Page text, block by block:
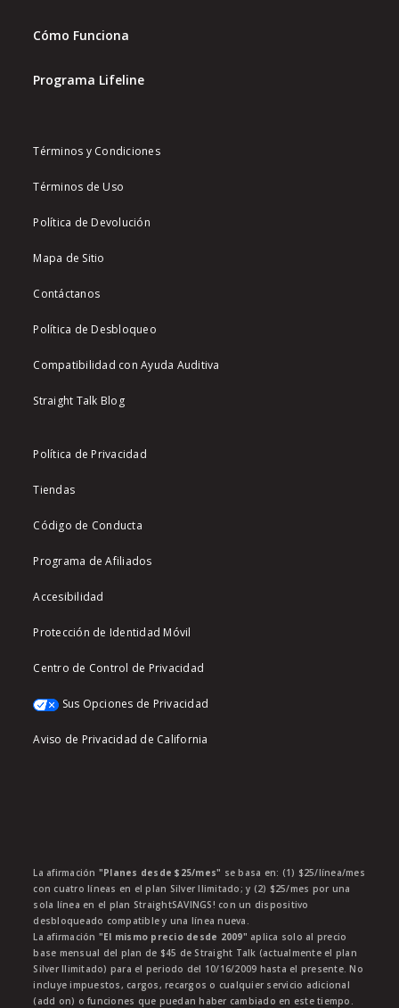
Cómo Funciona
Programa Lifeline
Términos y Condiciones
Términos de Uso
Política de Devolución
Mapa de Sitio
Contáctanos
Política de Desbloqueo
Compatibilidad con Ayuda Auditiva
Straight Talk Blog
Política de Privacidad
Tiendas
Código de Conducta
Programa de Afiliados
Accesibilidad
Protección de Identidad Móvil
Centro de Control de Privacidad
Sus Opciones de Privacidad
Aviso de Privacidad de California
La afirmación "Planes desde $25/mes" se basa en: (1) $25/línea/mes
con cuatro líneas en el plan Silver Ilimitado; y (2) $25/mes por una
sola línea en el plan StraightSAVINGS! con un dispositivo
desbloqueado compatible y una línea nueva.
La afirmación "El mismo precio desde 2009" aplica solo al precio
base mensual del plan de $45 de Straight Talk (actualmente el plan
Silver Ilimitado) para el periodo del 10/16/2009 hasta el presente. No
incluye impuestos, cargos, recargos o cualquier servicio adicional
(add on) o funciones que puedan haber cambiado en este tiempo.